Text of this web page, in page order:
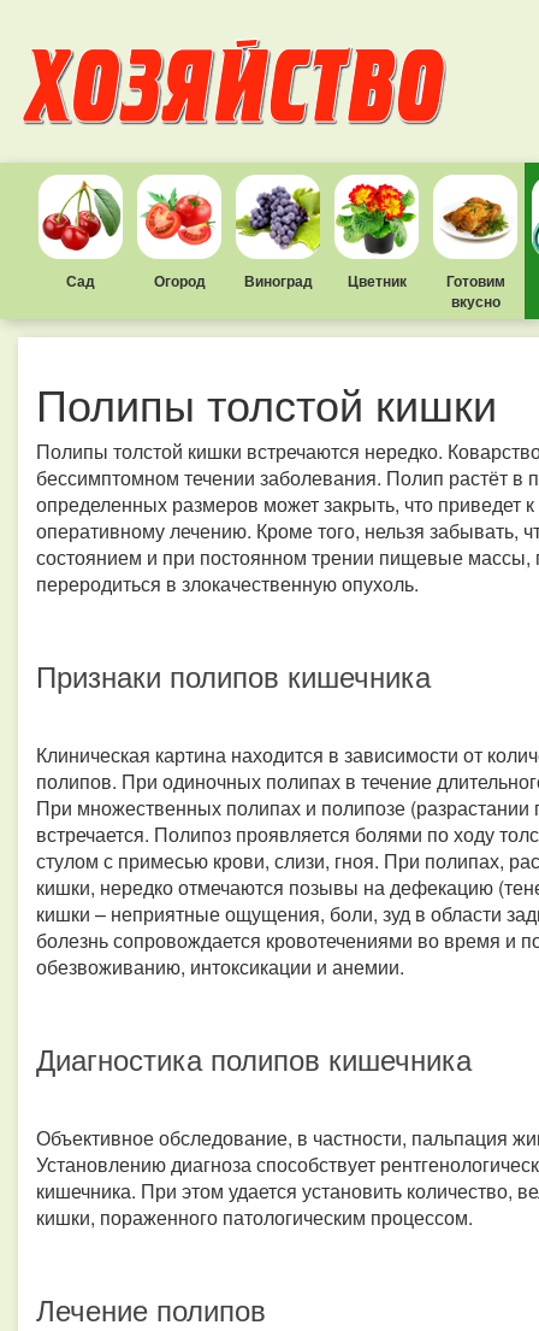
Сад Огород Виноград Цветник
Готовим
вкусно
Полипы толстой кишки
Полипы толстой кишки встречаются нередко.
бессимптомном течении заболевания. Полип растёт в
определенных размеров может закрыть, что приведет
оперативному лечению. Кроме того, нельзя забывать,
состоянием и при постоянном трении пищевые
переродиться в злокачественную опухоль.
Признаки полипов кишечника
Клиническая картина находится в зависимости от
полипов. При одиночных полипах в течение
При множественных полипах и полипозе (разрастании
встречается. Полипоз проявляется болями по ходу
стулом с примесью крови, слизи, гноя. При полипах,
кишки, нередко отмечаются позывы на дефекацию
кишки – неприятные ощущения, боли, зуд в области
болезнь сопровождается кровотечениями во время и
обезвоживанию, интоксикации и анемии.
Диагностика полипов кишечника
Объективное обследование, в частности, пальпация
Установлению диагноза способствует
кишечника. При этом удается установить количество,
кишки, пораженного патологическим процессом.
Лечение полипов